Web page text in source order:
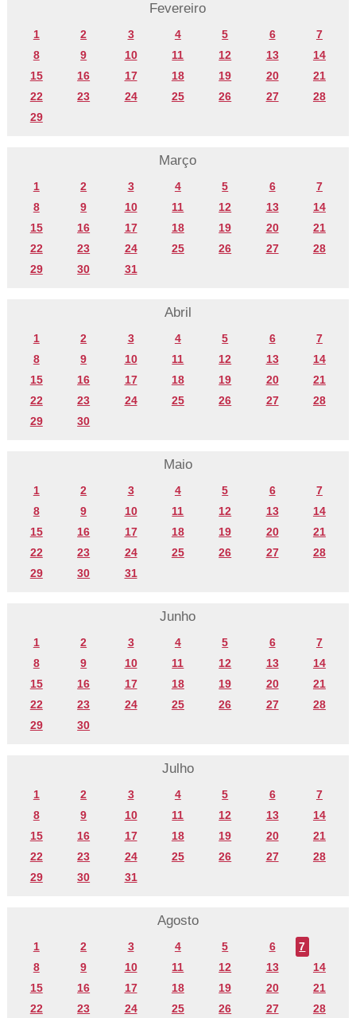
Fevereiro
1 2 3 4 5 6
7
8
9 10 11 12 13
14
15
16 17 18 19 20
21
22
23 24 25 26 27
28
29
Março
1 2 3 4 5 6
7
8
9 10 11 12 13
14
15
16 17 18 19 20
21
22
23 24 25 26 27
28
29
30 31
Abril
1 2 3 4 5 6
7
8
9 10 11 12 13
14
15
16 17 18 19 20
21
22
23 24 25 26 27
28
29
30
Maio
1 2 3 4 5 6
7
8
9 10 11 12 13
14
15
16 17 18 19 20
21
22
23 24 25 26 27
28
29
30 31
Junho
1 2 3 4 5 6
7
8
9 10 11 12 13
14
15
16 17 18 19 20
21
22
23 24 25 26 27
28
29
30
Julho
1 2 3 4 5 6
7
8
9 10 11 12 13
14
15
16 17 18 19 20
21
22
23 24 25 26 27
28
29
30 31
Agosto
1 2 3 4 5 6
7
8
9 10 11 12 13
14
15
16 17 18 19 20
21
22
23 24 25 26 27 28